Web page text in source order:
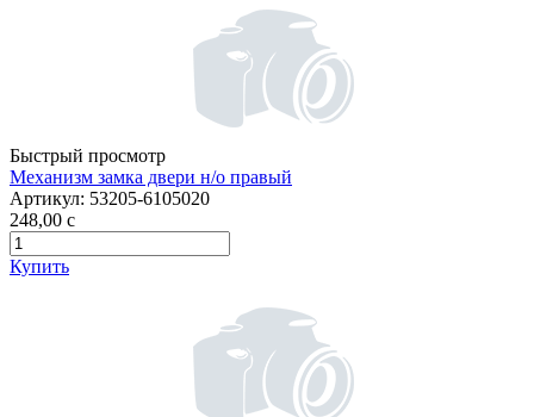
Быстрый просмотр
Механизм замка двери н/о правый
Артикул: 53205-6105020
248,00 c
Купить